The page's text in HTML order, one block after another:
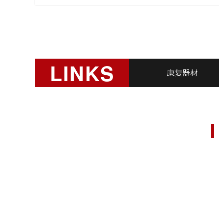
LINKS 康复器材